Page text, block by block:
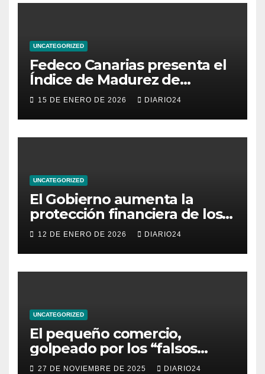
UNCATEGORIZED
Fedeco Canarias presenta el
Índice de Madurez de
Comercio de Canarias: una
pequeño y mediano
comercio del archipiélago
15 DE ENERO DE 2026 DIARIO24
UNCATEGORIZED
El Gobierno aumenta la
protección financiera de los
consumidores con límites a
consumo para evitar el
sobreendeudamiento
12 DE ENERO DE 2026 DIARIO24
UNCATEGORIZED
El pequeño comercio,
golpeado por los “falsos
descuentos” del Black Friday
27 DE NOVIEMBRE DE 2025 DIARIO24